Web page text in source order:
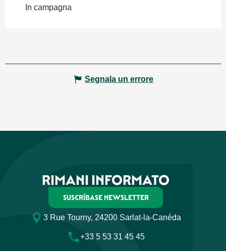
In campagna
Segnala un errore
RIMANI INFORMATO
SUSCRÍBASE NEWSLETTER
3 Rue Tourny, 24200 Sarlat-la-Canéda
+33 5 53 31 45 45